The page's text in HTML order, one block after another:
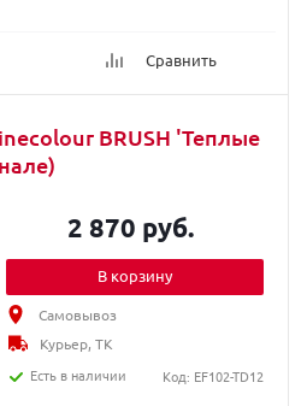
Сравнить
BRUSH 'Теплые
2 870 руб.
В корзину
Самовывоз
Курьер, ТК
Есть в наличии
Код: EF102-TD12